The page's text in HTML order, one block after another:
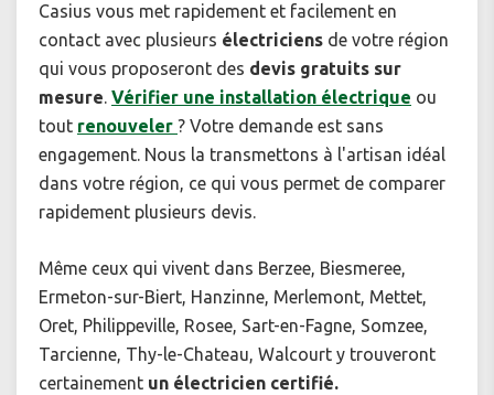
Casius vous met rapidement et facilement en
contact avec plusieurs électriciens de votre région
qui vous proposeront des devis gratuits sur
mesure. Vérifier une installation électrique ou
tout renouveler ? Votre demande est sans
engagement. Nous la transmettons à l'artisan idéal
dans votre région, ce qui vous permet de comparer
rapidement plusieurs devis.
Même ceux qui vivent dans Berzee, Biesmeree,
Ermeton-sur-Biert, Hanzinne, Merlemont, Mettet,
Oret, Philippeville, Rosee, Sart-en-Fagne, Somzee,
Tarcienne, Thy-le-Chateau, Walcourt y trouveront
certainement un électricien certifié.